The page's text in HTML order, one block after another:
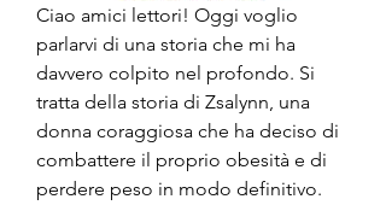
Ciao amici lettori! Oggi voglio
parlarvi di una storia che mi ha
davvero colpito nel profondo. Si
tratta della storia di Zsalynn, una
donna coraggiosa che ha deciso di
combattere il proprio obesità e di
perdere peso in modo definitivo.